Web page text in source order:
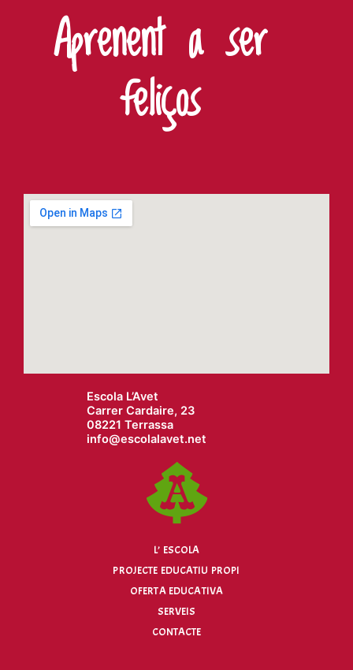
Aprenent a ser
feliços
Escola L’Avet
Carrer Cardaire, 23
08221 Terrassa
info@escolalavet.net
L’ ESCOLA
PROJECTE EDUCATIU PROPI
OFERTA EDUCATIVA
SERVEIS
CONTACTE